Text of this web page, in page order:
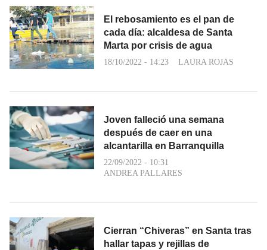
El rebosamiento es el pan de
cada día: alcaldesa de Santa
Marta por crisis de agua
18/10/2022 - 14:23 LAURA ROJAS
Joven falleció una semana
después de caer en una
alcantarilla en Barranquilla
22/09/2022 - 10:31
ANDREA PALLARES
Cierran “Chiveras” en Santa tras
hallar tapas y rejillas de